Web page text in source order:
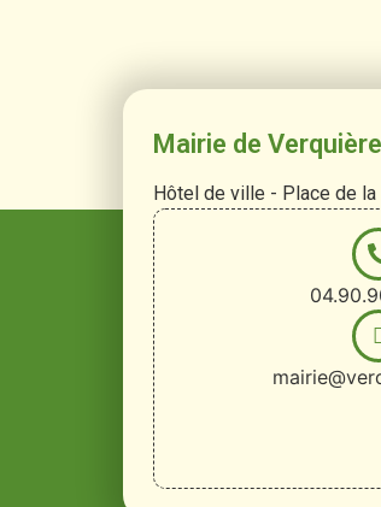
Mairie de
Hôtel de ville - Place de